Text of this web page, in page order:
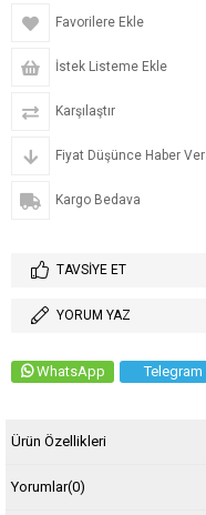
Favorilere Ekle
İstek Listeme Ekle
Karşılaştır
Fiyat Düşünce Haber Ver
Kargo Bedava
TAVSIYE ET
YORUM YAZ
WhatsApp Telegram
Ürün Özellikleri
Yorumlar(0)